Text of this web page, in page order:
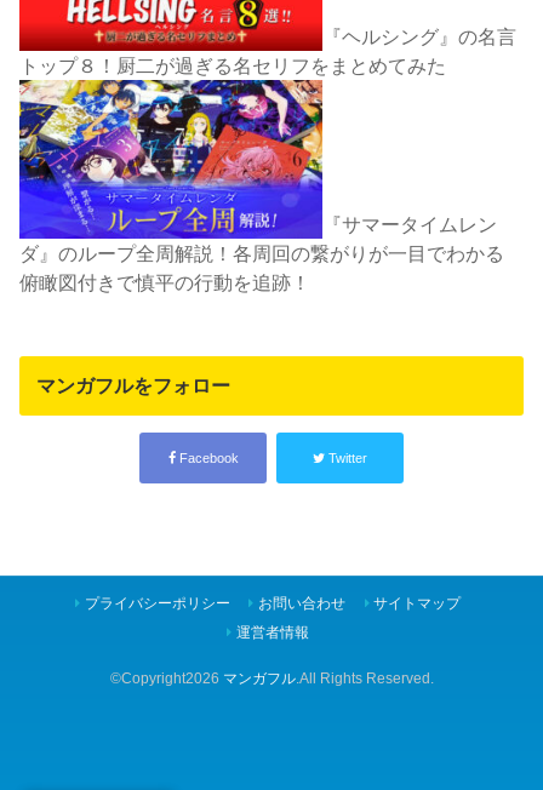
『ヘルシング』の名言
トップ８！厨二が過ぎる名セリフをまとめてみた
『サマータイムレン
ダ』のループ全周解説！各周回の繋がりが一目でわかる
俯瞰図付きで慎平の行動を追跡！
マンガフルをフォロー
Facebook Twitter
プライバシーポリシー お問い合わせ
サイトマップ
運営者情報
©Copyright2026 マンガフル.All Rights Reserved.